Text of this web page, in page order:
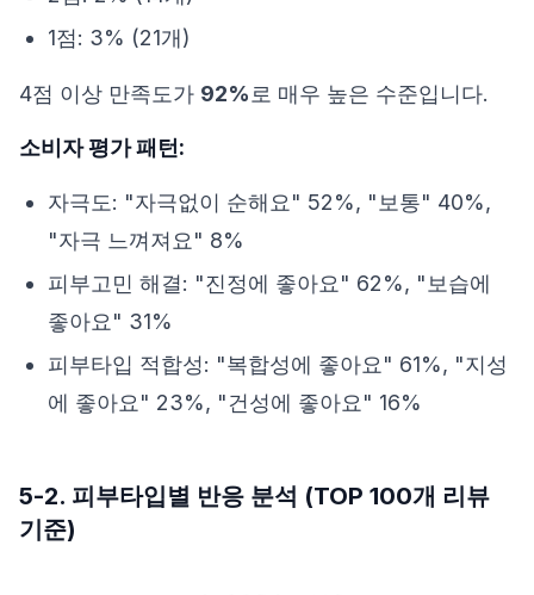
1점: 3% (21개)
4점 이상 만족도가 92% 로 매우 높은 수준입니다.
소비자 평가 패턴:
자극도: "자극없이 순해요" 52%, "보통" 40%,
"자극 느껴져요" 8%
피부고민 해결: "진정에 좋아요" 62%, "보습에
좋아요" 31%
피부타입 적합성: "복합성에 좋아요" 61%, "지성
에 좋아요" 23%, "건성에 좋아요" 16%
5-2. 피부타입별 반응 분석 (TOP 100개 리뷰
기준)